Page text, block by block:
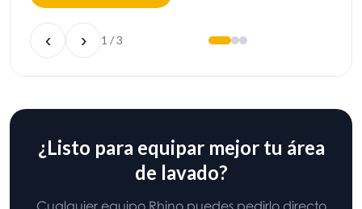
‹ › 1 / 3
¿Listo para equipar mejor tu área
de lavado?
Cualquier equipo Rhino puedes pedirlo directo